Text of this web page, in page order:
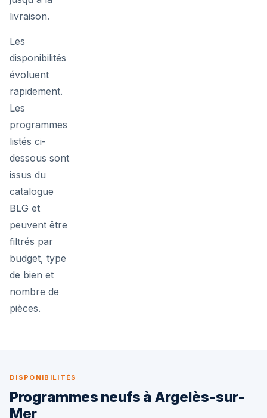
livraison.
Les
disponibilités
évoluent
rapidement.
Les
programmes
listés ci-
dessous sont
issus du
catalogue
BLG et
peuvent être
filtrés par
budget, type
de bien et
nombre de
pièces.
DISPONIBILITÉS
Programmes neufs à Argelès-sur-
Mer